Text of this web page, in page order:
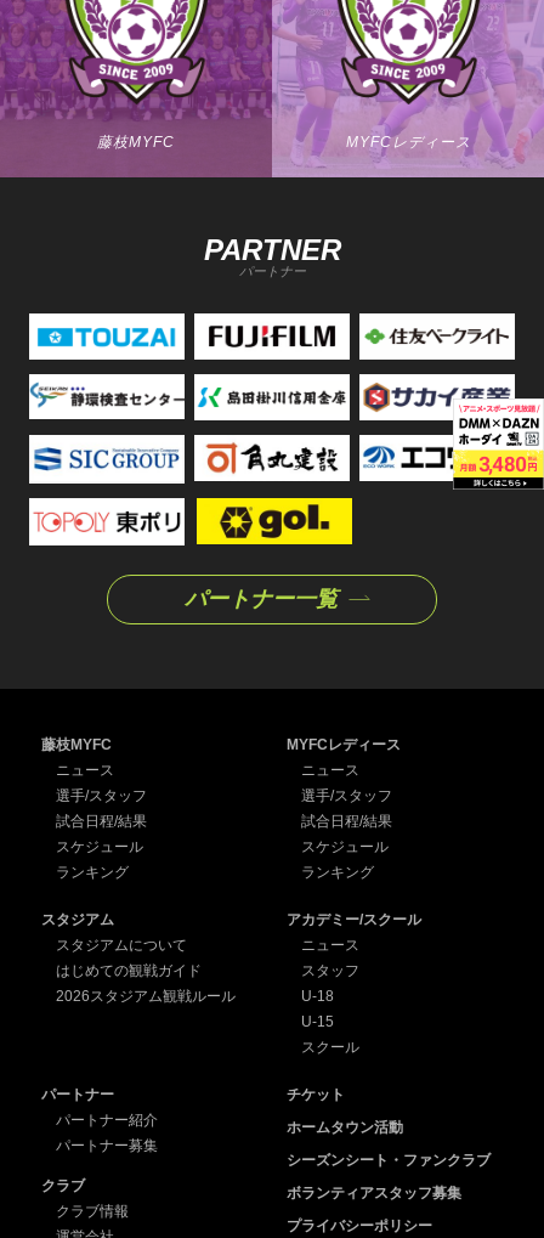
藤枝MYFC MYFCレディース
PARTNER
パートナー
パートナー一覧
藤枝MYFC
ニュース
選手/スタッフ
試合日程/結果
スケジュール
ランキング
MYFCレディース
ニュース
選手/スタッフ
試合日程/結果
スケジュール
ランキング
スタジアム
スタジアムについて
はじめての観戦ガイド
2026スタジアム観戦ルール
アカデミー/スクール
ニュース
スタッフ
U-18
U-15
スクール
パートナー
パートナー紹介
パートナー募集
クラブ
クラブ情報
チケット
ホームタウン活動
シーズンシート・ファンクラブ
ボランティアスタッフ募集
プライバシーポリシー